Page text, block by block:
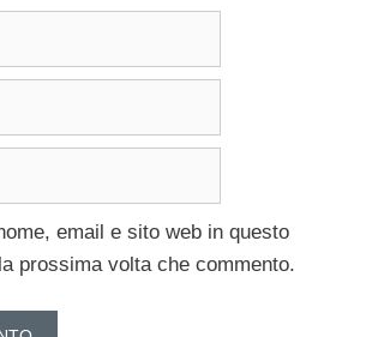
email e sito web in questo
prossima volta che commento.